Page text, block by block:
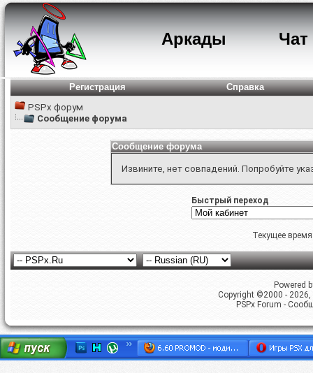
Аркады Чат
Регистрация
Справка
PSPx форум
Сообщение форума
Сообщение форума
Извините, нет совпадений. Попробуйте
Быстрый переход
Текущее
Powered
Copyright ©2000 -
PSPx Forum -